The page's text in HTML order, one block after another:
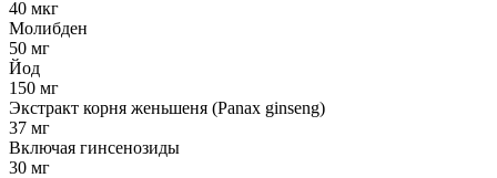
40 мкг
Молибден
50 мг
Йод
150 мг
Экстракт корня женьшеня (Panax ginseng)
37 мг
Включая гинсенозиды
30 мг